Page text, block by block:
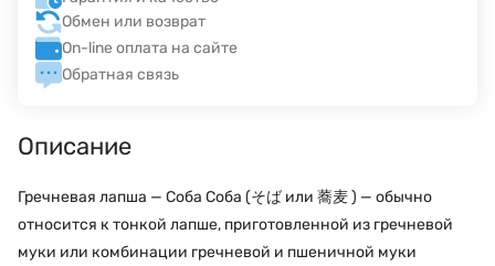
Обмен или возврат
On-line оплата на сайте
Обратная связь
Описание
Гречневая лапша — Соба Соба (そば или 蕎麦 ) — обычно
относится к тонкой лапше, приготовленной из гречневой
муки или комбинации гречневой и пшеничной муки